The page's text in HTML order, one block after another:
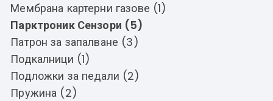
Мембрана картерни газове (1)
Парктроник Сензори (5)
Патрон за запалване (3)
Подкалници (1)
Подложки за педали (2)
Пружина (2)